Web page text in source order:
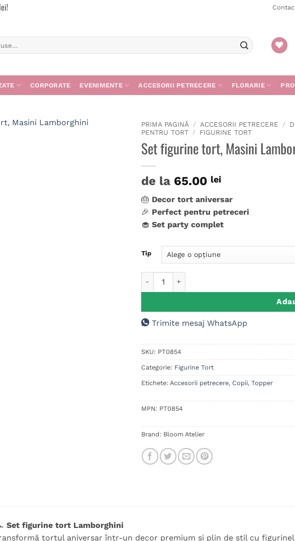
CORPORATE EVENIMENTE ACCESORII PETRECERE FLORARIE
PRIMA PAGINĂ / ACCESORII PETRECERE /
PENTRU TORT / FIGURINE TORT
Set figurine tort, Masini
de la 65.00 lei
🎂 Decor tort aniversar
🎉 Perfect pentru petreceri
🧁 Set party complet
Tip
Trimite mesaj WhatsApp
SKU: PT0854
Categorie: Figurine Tort
Etichete: Accesorii petrecere, Copii, Topper
MPN: PT0854
Brand: Bloom Atelier
Set figurine tort Lamborghini
tortul aniversar într-un decor premium și plin de stil cu